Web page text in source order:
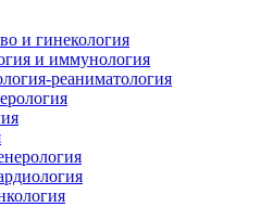
и гинекология
и иммунология
реаниматология